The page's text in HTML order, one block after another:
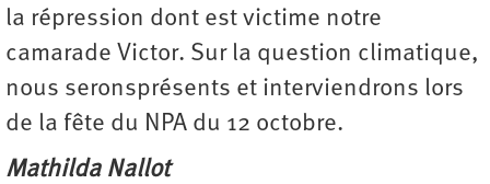
la répression dont est victime notre
camarade Victor. Sur la question climatique,
nous seronsprésents et interviendrons lors
de la fête du NPA du 12 octobre.
Mathilda Nallot